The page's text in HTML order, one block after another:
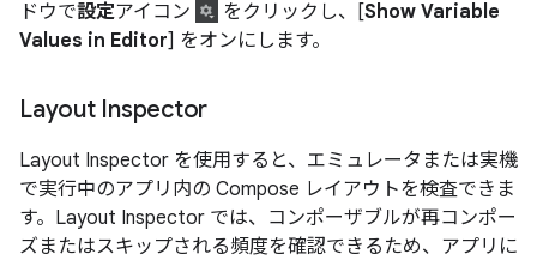
ドウで設定アイコン をクリックし、[Show Variable
Values in Editor] をオンにします。
Layout Inspector
Layout Inspector を使用すると、エミュレータまたは実機
で実行中のアプリ内の Compose レイアウトを検査できま
す。Layout Inspector では、コンポーザブルが再コンポー
ズまたはスキップされる頻度を確認できるため、アプリに